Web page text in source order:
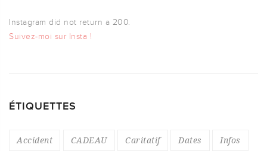
Instagram did not return a 200.
Suivez-moi sur Insta !
ÉTIQUETTES
Accident CADEAU Caritatif Dates Infos